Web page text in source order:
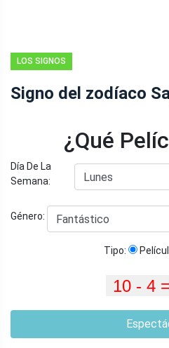
LOS SIGNOS
LAS
ASTROLOGÍA
Signo del zodíaco
¿Qué
Día De La
Semana:
Género:
Tipo: